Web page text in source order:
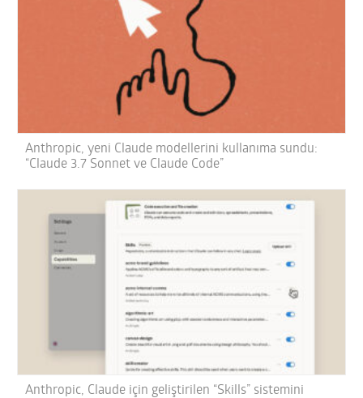
Anthropic, yeni Claude modellerini kullanıma sundu:
“Claude 3.7 Sonnet ve Claude Code”
Anthropic, Claude için geliştirilen “Skills” sistemini